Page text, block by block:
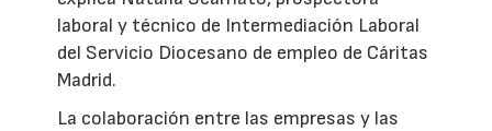
laboral y técnico de Intermediación Laboral
del Servicio Diocesano de empleo de Cáritas
Madrid.
La colaboración entre las empresas y las